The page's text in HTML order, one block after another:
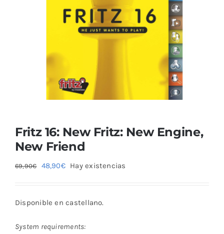
Fritz 16: New Fritz: New Engine,
New Friend
69,90€
El
era:
48,90€El
es:
Hay existencias
Disponible en castellano.
System requirements: